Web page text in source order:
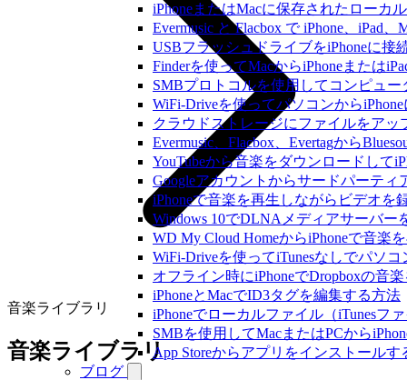
iPhoneまたはMacに保存されたローカ
Evermusic と Flacbox で iPhone、iPad
USBフラッシュドライブをiPhoneに
Finderを使ってMacからiPhoneまたは
SMBプロトコルを使用してコンピュ
WiFi-Driveを使ってパソコンから
クラウドストレージにファイルをアッ
Evermusic、Flacbox、Evertagから
YouTubeから音楽をダウンロードして
Googleアカウントからサードパーティ
iPhoneで音楽を再生しながらビデオを
Windows 10でDLNAメディアサーバー
WD My Cloud HomeからiPhoneで音楽
WiFi-Driveを使ってiTunesなしでパソ
オフライン時にiPhoneでDropboxの音
iPhoneとMacでID3タグを編集する方法
iPhoneでローカルファイル（iTunesフ
SMBを使用してMacまたはPCから
App Storeからアプリをインストール
ブログ
音楽ライブラリ
音楽ライブラリ